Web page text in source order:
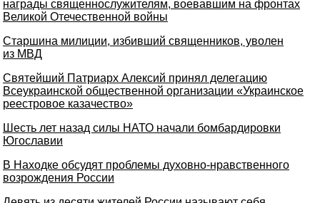
награды священнослужителям, воевавшим на фронтах
Великой Отечественной войны
Старшина милиции, избивший священников, уволен
из МВД
Святейший Патриарх Алексий принял делегацию
Всеукраинской общественной организации «Украинское
реестровое казачество»
Шесть лет назад силы НАТО начали бомбардировки
Югославии
В Находке обсудят проблемы духовно-нравственного
возрождения России